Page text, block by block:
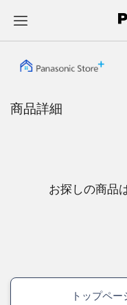
商品詳細
お探しの商品
トップペー